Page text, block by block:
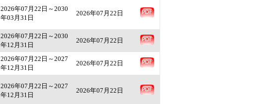
2026年07月22日～2030
年03月31日
2026年07月22日
2026年07月22日～2030
年12月31日
2026年07月22日
2026年07月22日～2027
年12月31日
2026年07月22日
2026年07月22日～2027
年12月31日
2026年07月22日